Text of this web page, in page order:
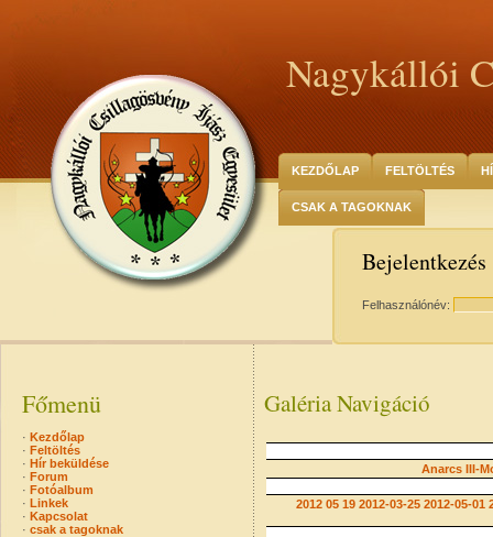
Nagykállói
KEZDŐLAP FELTÖLTÉS
CSAK A TAGOKNAK
Bejelentkezés
Felhasználónév:
Főmenü
· Kezdőlap
· Feltöltés
· Hír beküldése
· Forum
· Fotóalbum
· Linkek
· Kapcsolat
· csak a tagoknak
Galéria Navigáció
Anarcs III-
2012 05 19 2012-03-25 2012-05-01